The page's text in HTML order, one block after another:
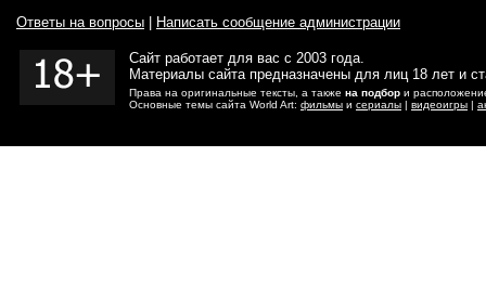
Ответы на вопросы Написать сообщение администрации
Сайт работает для вас с 2003 года.
Материалы сайта предназначены для лиц 18 лет и
Права на оригинальные тексты, а также на подбор и
Основные темы сайта World Art: фильмы и сериалы | видеоигры |